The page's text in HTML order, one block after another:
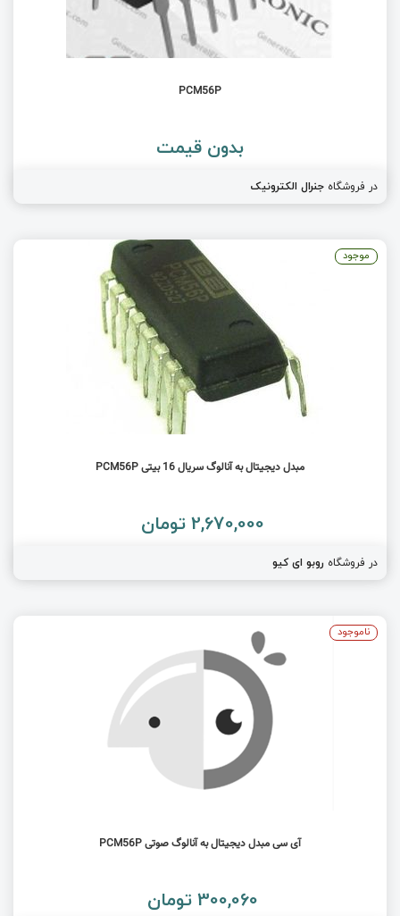
PCM56P
بدون قیمت
در فروشگاه جنرال الکترونیک
مبدل دیجیتال به آنالوگ سریال 16 بیتی PCM56P
2,670,000 تومان
در فروشگاه روبو ای کیو
موجود
آی سی مبدل دیجیتال به آنالوگ صوتی PCM56P
300,060 تومان
ناموجود